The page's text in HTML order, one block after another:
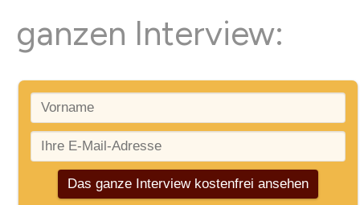
ganzen Interview: